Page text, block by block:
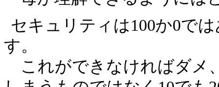
セキュリティは100か0で
す。
これができなければダメ